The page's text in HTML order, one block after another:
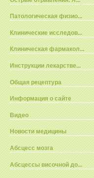
Патологическая физио...
Клинические исследов...
Клиническая фармакол...
Инструкции лекарстве...
Общая рецептура
Информация о сайте
Видео
Новости медицины
Абсцесс мозга
Абсцессы височной до...